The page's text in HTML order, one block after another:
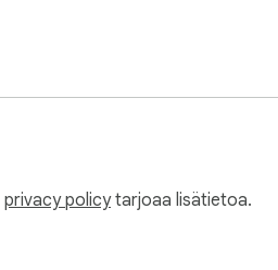
privacy policytarjoaa lisätietoa.